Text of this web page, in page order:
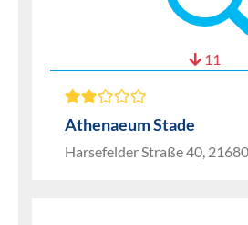
11
Athenaeum Stade
Harsefelder Straße 40,